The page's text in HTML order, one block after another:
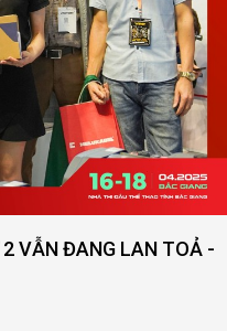
ĐẠI KINH BẮC MỞ
LƯỢNG DỊCH VỤ
XEM THÊM